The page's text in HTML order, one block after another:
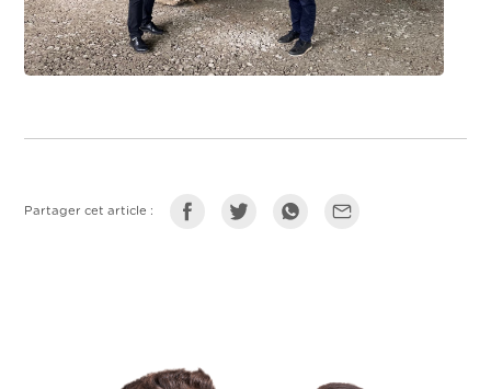
Partager cet article :